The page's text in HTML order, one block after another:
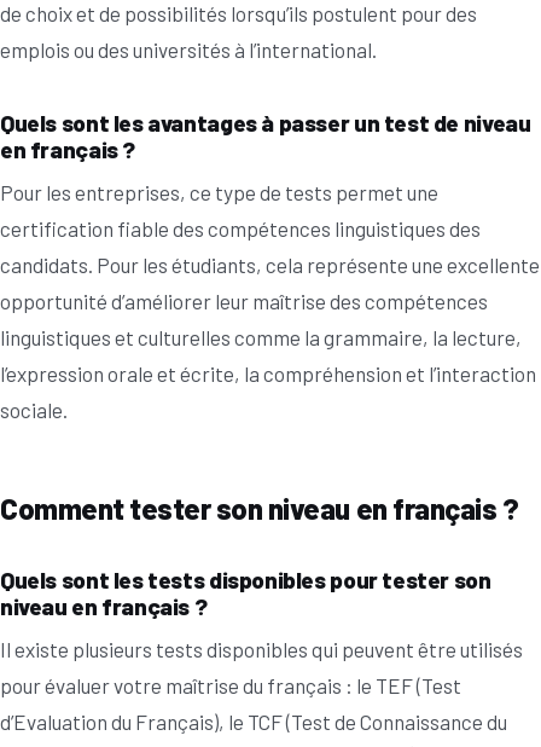
de choix et de possibilités lorsqu’ils postulent pour des
emplois ou des universités à l’international.
Quels sont les avantages à passer un test de niveau
en français ?
Pour les entreprises, ce type de tests permet une
certification fiable des compétences linguistiques des
candidats. Pour les étudiants, cela représente une excellente
opportunité d’améliorer leur maîtrise des compétences
linguistiques et culturelles comme la grammaire, la lecture,
l’expression orale et écrite, la compréhension et l’interaction
sociale.
Comment tester son niveau en français ?
Quels sont les tests disponibles pour tester son
niveau en français ?
Il existe plusieurs tests disponibles qui peuvent être utilisés
pour évaluer votre maîtrise du français : le TEF (Test
d’Evaluation du Français), le TCF (Test de Connaissance du